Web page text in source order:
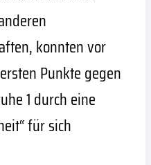
konnten vor
Punkte gegen
1 durch eine
für sich